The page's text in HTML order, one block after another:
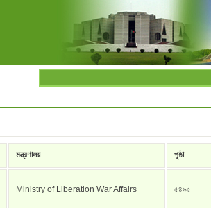
মন্ত্রণালয় পৃষ্ঠা
Ministry of Liberation War Affairs ৫৪৯৫